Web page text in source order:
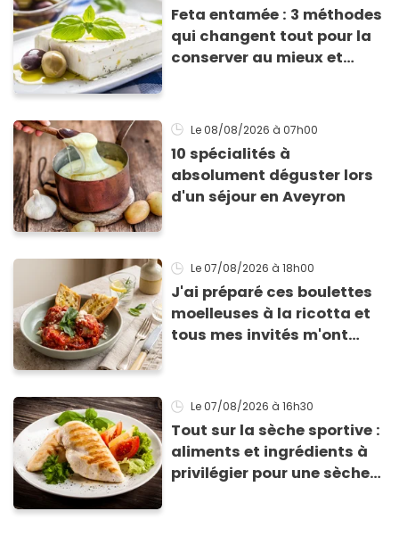
Feta entamée : 3 méthodes
qui changent tout pour la
conserver au mieux et
Le 08/08/2026 à 07h00
10 spécialités à
absolument déguster lors
d'un séjour en Aveyron
Le 07/08/2026 à 18h00
J'ai préparé ces boulettes
moelleuses à la ricotta et
tous mes invités m'ont
Le 07/08/2026 à 16h30
Tout sur la sèche sportive :
aliments et ingrédients à
privilégier pour une sèche